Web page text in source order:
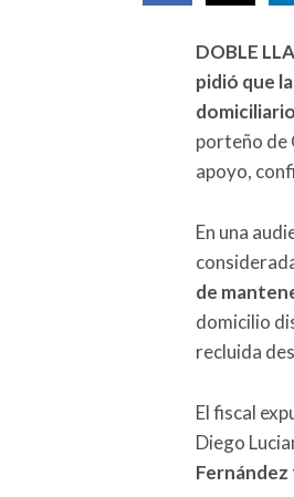
DOBLE
pidió que
porteño de
apoyo,
En una
de
domicilio
recluida
El fiscal
Diego